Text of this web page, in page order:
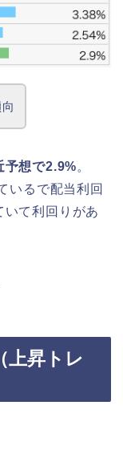
予想で2.9%。
いるで配当利回
いて利回りがあ
上昇トレ